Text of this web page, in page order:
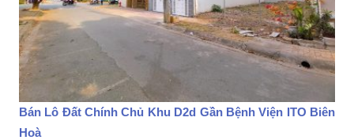
Bán Lô Đất Chính Chủ Khu D2d Gần Bệnh Viện ITO Biên
Hoà